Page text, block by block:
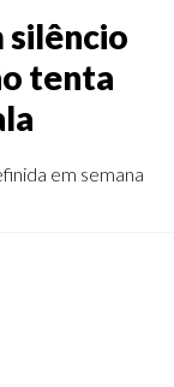
tenta
em semana